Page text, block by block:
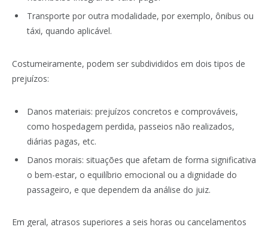
Transporte por outra modalidade, por exemplo, ônibus ou
táxi, quando aplicável.
Costumeiramente, podem ser subdivididos em dois tipos de
prejuízos:
Danos materiais: prejuízos concretos e comprováveis,
como hospedagem perdida, passeios não realizados,
diárias pagas, etc.
Danos morais: situações que afetam de forma significativa
o bem-estar, o equilíbrio emocional ou a dignidade do
passageiro, e que dependem da análise do juiz.
Em geral, atrasos superiores a seis horas ou cancelamentos